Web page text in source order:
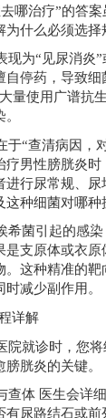
哪治疗”的答
什么必须选择
现为“见尿消炎
停药，导致细
量使用广谱抗
于“查清病因，
疗男性膀胱炎
行尿常规、尿
种细菌对哪种
希菌引起的感
是支原体或衣
。这种精准的
减少副作用。
详解
院就诊时，您
胱炎的关键。
查体 医生会详
有尿路结石或